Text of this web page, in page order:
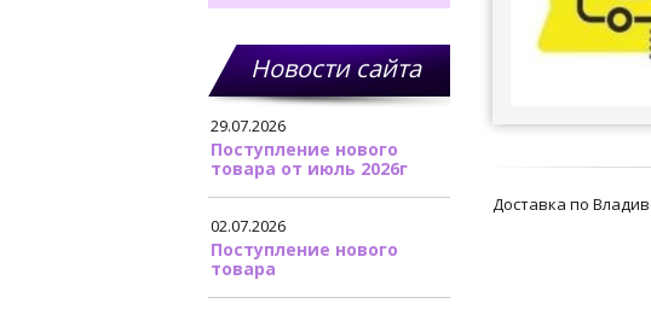
Новости сайта
29.07.2026
Поступление нового
товара от июль 2026г
02.07.2026
Поступление нового
товара
Доставка по